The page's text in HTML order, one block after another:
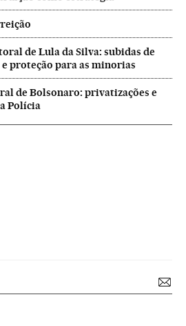
de Lula da Silva: subidas de
proteção para as minorias
de Bolsonaro: privatizações e
Polícia